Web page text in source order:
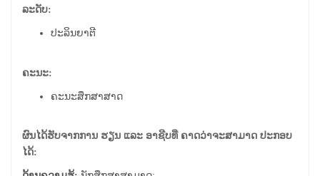
ລະດັບ:
ປະລິນຍາຕີ
ຄະນະ:
ຄະນະສຶກສາສາດ
ຜົນໄດ້ຮັບຈາກການ ຮຽນ ແລະ ອາຊີບທີ່ ຄາດວ່າຈະສາມາດ ປະກອບ
ໄດ້: